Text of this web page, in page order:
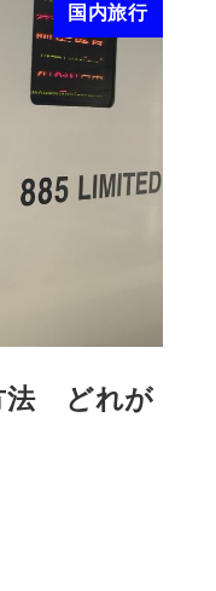
国内旅行
法 どれが